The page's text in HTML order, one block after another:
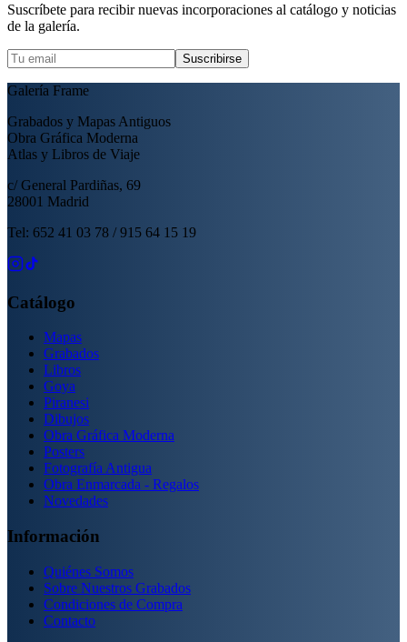
Suscríbete para recibir nuevas incorporaciones al catálogo y noticias
de la galería.
Suscribirse
Galería Frame
Grabados y Mapas Antiguos
Obra Gráfica Moderna
Atlas y Libros de Viaje
c/ General Pardiñas, 69
28001 Madrid
Tel: 652 41 03 78 / 915 64 15 19
Catálogo
Mapas
Grabados
Libros
Goya
Piranesi
Dibujos
Obra Gráfica Moderna
Posters
Fotografía Antigua
Obra Enmarcada - Regalos
Novedades
Información
Quiénes Somos
Sobre Nuestros Grabados
Condiciones de Compra
Contacto